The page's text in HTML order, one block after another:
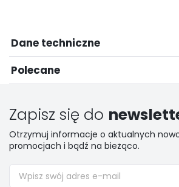
Dane techniczne
Polecane
Zapisz się do
Otrzymuj informacje o aktualnych
promocjach i bądź na bieżąco.